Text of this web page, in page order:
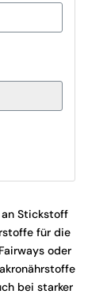
Stickstoff
für die
oder
bei starker